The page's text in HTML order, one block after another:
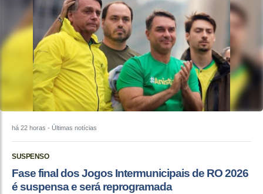
há 22 horas - Últimas notícias
SUSPENSO
Fase final dos Jogos Intermunicipais de RO 2026
é suspensa e será reprogramada